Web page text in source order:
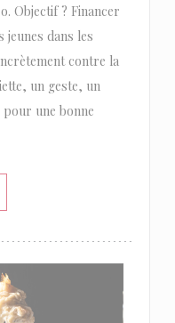
Objectif ? Financer
jeunes dans les
contre la
un geste, un
une bonne